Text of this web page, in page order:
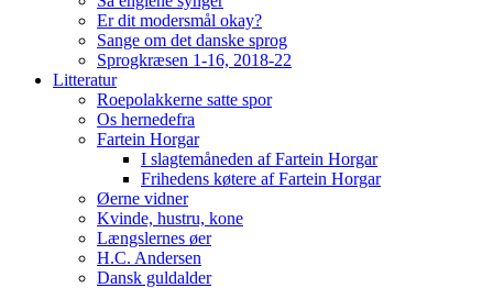
Er dit modersmål okay?
Sange om det danske sprog
Sprogkræsen 1-16, 2018-22
Litteratur
Roepolakkerne satte spor
Os hernedefra
Fartein Horgar
I slagtemåneden af Fartein Horgar
Frihedens køtere af Fartein Horgar
Øerne vidner
Kvinde, hustru, kone
Længslernes øer
H.C. Andersen
Dansk guldalder